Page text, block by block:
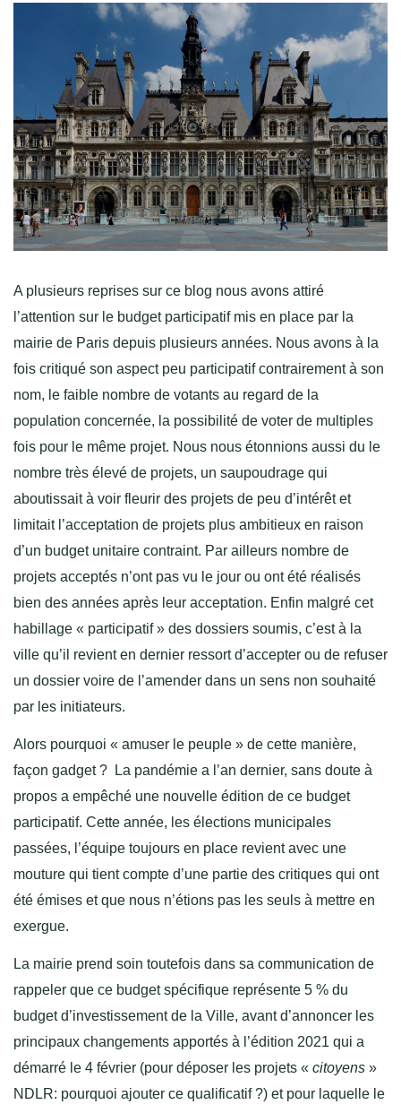
A plusieurs reprises sur ce blog nous avons attiré
l’attention sur le budget participatif mis en place par la
mairie de Paris depuis plusieurs années. Nous avons à la
fois critiqué son aspect peu participatif contrairement à son
nom, le faible nombre de votants au regard de la
population concernée, la possibilité de voter de multiples
fois pour le même projet. Nous nous étonnions aussi du le
nombre très élevé de projets, un saupoudrage qui
aboutissait à voir fleurir des projets de peu d’intérêt et
limitait l’acceptation de projets plus ambitieux en raison
d’un budget unitaire contraint. Par ailleurs nombre de
projets acceptés n’ont pas vu le jour ou ont été réalisés
bien des années après leur acceptation. Enfin malgré cet
habillage « participatif » des dossiers soumis, c’est à la
ville qu’il revient en dernier ressort d’accepter ou de refuser
un dossier voire de l’amender dans un sens non souhaité
par les initiateurs.
Alors pourquoi « amuser le peuple » de cette manière,
façon gadget ? La pandémie a l’an dernier, sans doute à
propos a empêché une nouvelle édition de ce budget
participatif. Cette année, les élections municipales
passées, l’équipe toujours en place revient avec une
mouture qui tient compte d’une partie des critiques qui ont
été émises et que nous n’étions pas les seuls à mettre en
exergue.
La mairie prend soin toutefois dans sa communication de
rappeler que ce budget spécifique représente 5 % du
budget d’investissement de la Ville, avant d’annoncer les
principaux changements apportés à l’édition 2021 qui a
démarré le 4 février (pour déposer les projets « citoyens »
NDLR: pourquoi ajouter ce qualificatif ?) et pour laquelle le